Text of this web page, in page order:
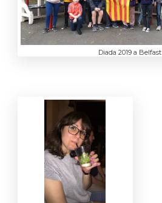
Diada 2019 a Belfast